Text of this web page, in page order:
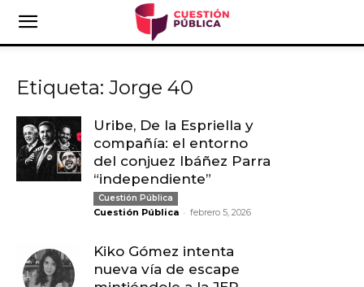
Etiqueta: Jorge 40
Uribe, De la Espriella y
compañía: el entorno
del conjuez Ibáñez Parra
“independiente”
Cuestión Pública
Cuestión Pública - febrero 5, 2026
Kiko Gómez intenta
nueva vía de escape